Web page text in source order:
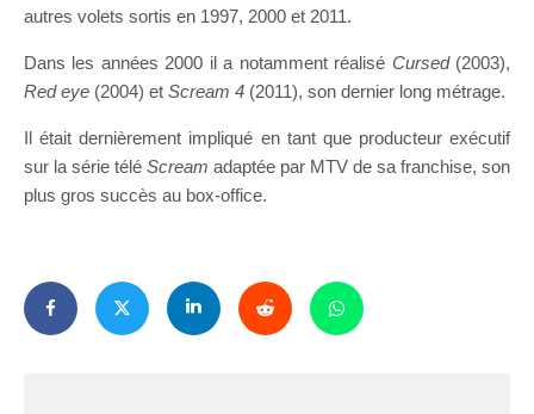
autres volets sortis en 1997, 2000 et 2011.
Dans les années 2000 il a notamment réalisé Cursed(2003),
Red eye (2004) et Scream 4 (2011), son dernier long métrage.
Il était dernièrement impliqué en tant que producteur exécutif
sur la série télé Scream adaptée par MTV de sa franchise, son
plus gros succès au box-office.